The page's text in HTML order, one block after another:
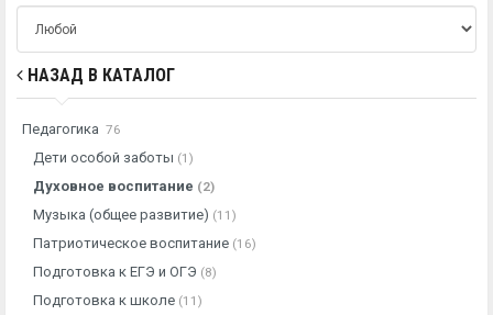
НАЗАД В КАТАЛОГ
Педагогика 76
Дети особой заботы (1)
Духовное воспитание (2)
Музыка (общее развитие) (11)
Патриотическое воспитание (16)
Подготовка к ЕГЭ и ОГЭ (8)
Подготовка к школе (11)